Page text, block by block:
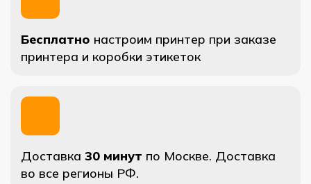
Бесплатно настроим принтер при заказе
принтера и коробки этикеток
Доставка 30 минут по Москве. Доставка
во все регионы РФ.